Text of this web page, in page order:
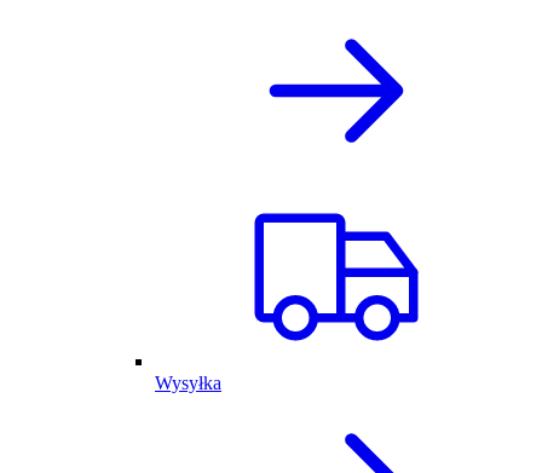
Wysyłka